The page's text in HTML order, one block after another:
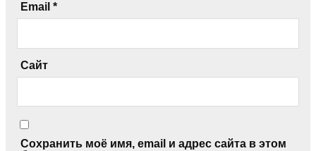
Email *
Сайт
Сохранить моё имя, email и адрес сайта в этом